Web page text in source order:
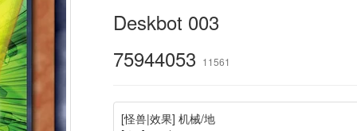
Deskbot 003
75944053 11561
[怪兽|效果] 机械/地